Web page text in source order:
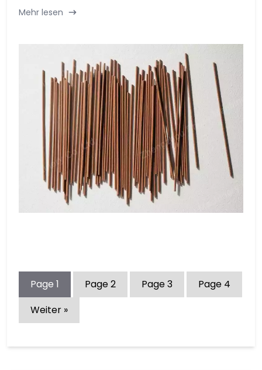
Mehr lesen
Page 1 Page2 Page3 Page 4
Weiter »